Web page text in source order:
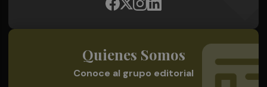
Quienes Somos
Conoce al grupo editorial